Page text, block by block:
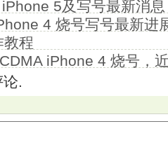
5及写号最新消息
4 烧号写号最新进
教程
iPhone 4 烧号，
.